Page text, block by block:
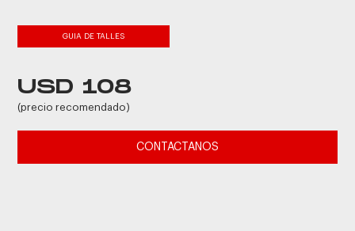
GUIA DE TALLES
USD 108
(precio recomendado)
CONTACTANOS